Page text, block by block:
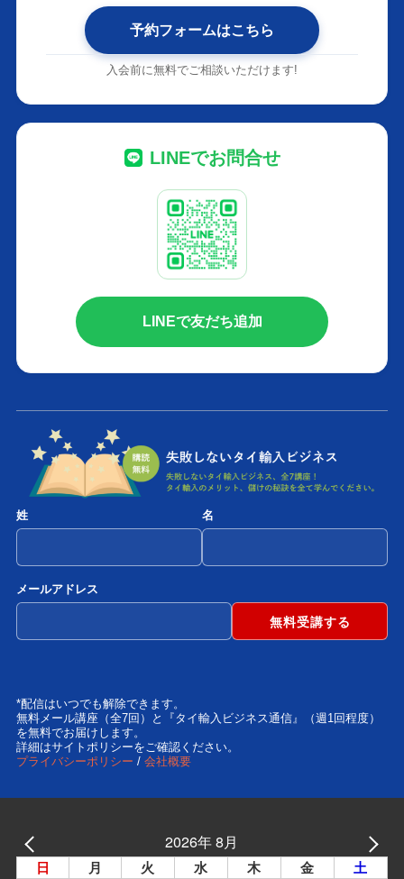
予約フォームはこちら
入会前に無料でご相談いただけます!
LINEでお問合せ
LINEで友だち追加
姓 名
メールアドレス
*配信はいつでも解除できます。
無料メール講座（全7回）と『タイ輸入ビジネス通信』（週1回程度）
を無料でお届けします。
詳細はサイトポリシーをご確認ください。
プライバシーポリシー / 会社概要
2026年 8月
日 月 火 水 木 金 土